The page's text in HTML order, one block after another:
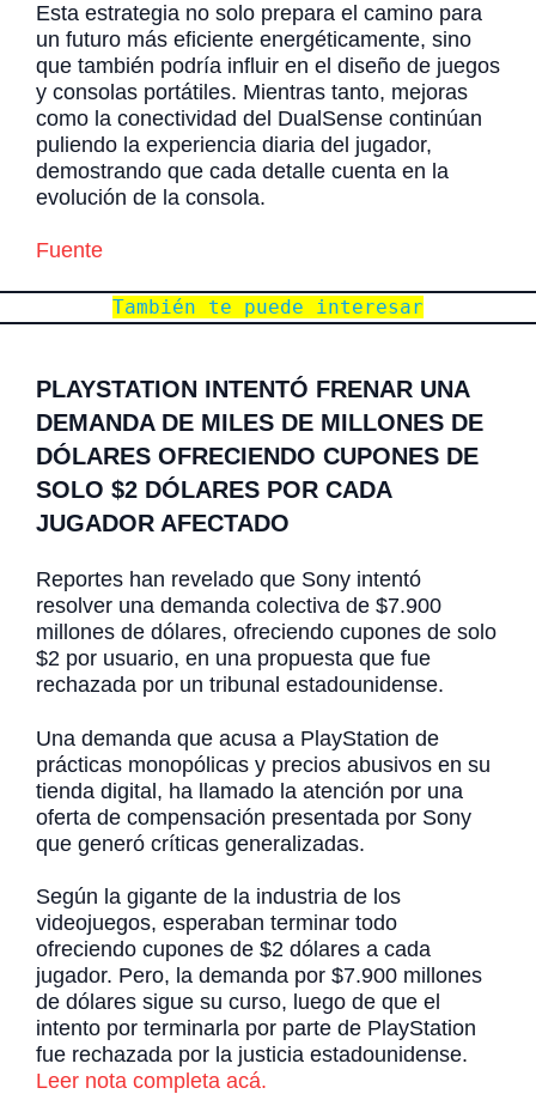
Esta estrategia no solo prepara el camino para
un futuro más eficiente energéticamente, sino
que también podría influir en el diseño de juegos
y consolas portátiles. Mientras tanto, mejoras
como la conectividad del DualSense continúan
puliendo la experiencia diaria del jugador,
demostrando que cada detalle cuenta en la
evolución de la consola.
Fuente
También te puede interesar
PLAYSTATION INTENTÓ FRENAR UNA
DEMANDA DE MILES DE MILLONES DE
DÓLARES OFRECIENDO CUPONES DE
SOLO $2 DÓLARES POR CADA
JUGADOR AFECTADO
Reportes han revelado que Sony intentó
resolver una demanda colectiva de $7.900
millones de dólares, ofreciendo cupones de solo
$2 por usuario, en una propuesta que fue
rechazada por un tribunal estadounidense.
Una demanda que acusa a PlayStation de
prácticas monopólicas y precios abusivos en su
tienda digital, ha llamado la atención por una
oferta de compensación presentada por Sony
que generó críticas generalizadas.
Según la gigante de la industria de los
videojuegos, esperaban terminar todo
ofreciendo cupones de $2 dólares a cada
jugador. Pero, la demanda por $7.900 millones
de dólares sigue su curso, luego de que el
intento por terminarla por parte de PlayStation
fue rechazada por la justicia estadounidense.
Leer nota completa acá.